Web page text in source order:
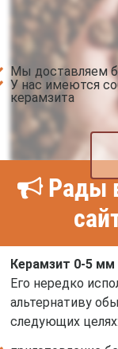
Мы доставляем
У нас имеются
керамзита
Рады
Керамзит 0-5 мм
Его нередко
альтернативу
следующих целях: